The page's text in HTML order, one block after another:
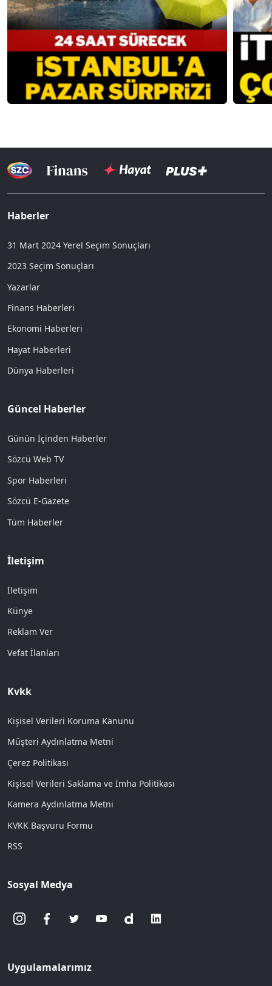
Haberler
31 Mart 2024 Yerel Seçim Sonuçları
2023 Seçim Sonuçları
Yazarlar
Finans Haberleri
Ekonomi Haberleri
Hayat Haberleri
Dünya Haberleri
Güncel Haberler
Günün İçinden Haberler
Sözcü Web TV
Spor Haberleri
Sözcü E-Gazete
Tüm Haberler
İletişim
İletişim
Künye
Reklam Ver
Vefat İlanları
Kvkk
Kişisel Verileri Koruma Kanunu
Müşteri Aydınlatma Metni
Çerez Politikası
Kişisel Verileri Saklama ve İmha Politikası
Kamera Aydınlatma Metni
KVKK Başvuru Formu
RSS
Sosyal Medya
Uygulamalarımız